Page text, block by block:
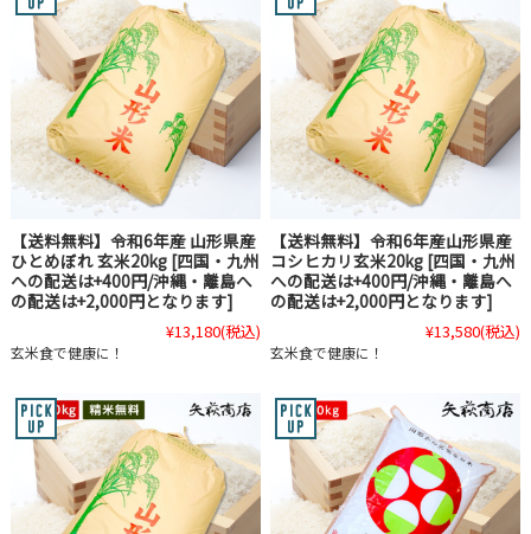
【送料無料】令和6年産 山形県産
ひとめぼれ 玄米20kg [四国・九州
への配送は+400円/沖縄・離島へ
の配送は+2,000円となります]
¥13,180(税込)
玄米食で健康に！
【送料無料】令和6年産山形県産
コシヒカリ玄米20kg [四国・九州
への配送は+400円/沖縄・離島へ
の配送は+2,000円となります]
¥13,580(税込)
玄米食で健康に！